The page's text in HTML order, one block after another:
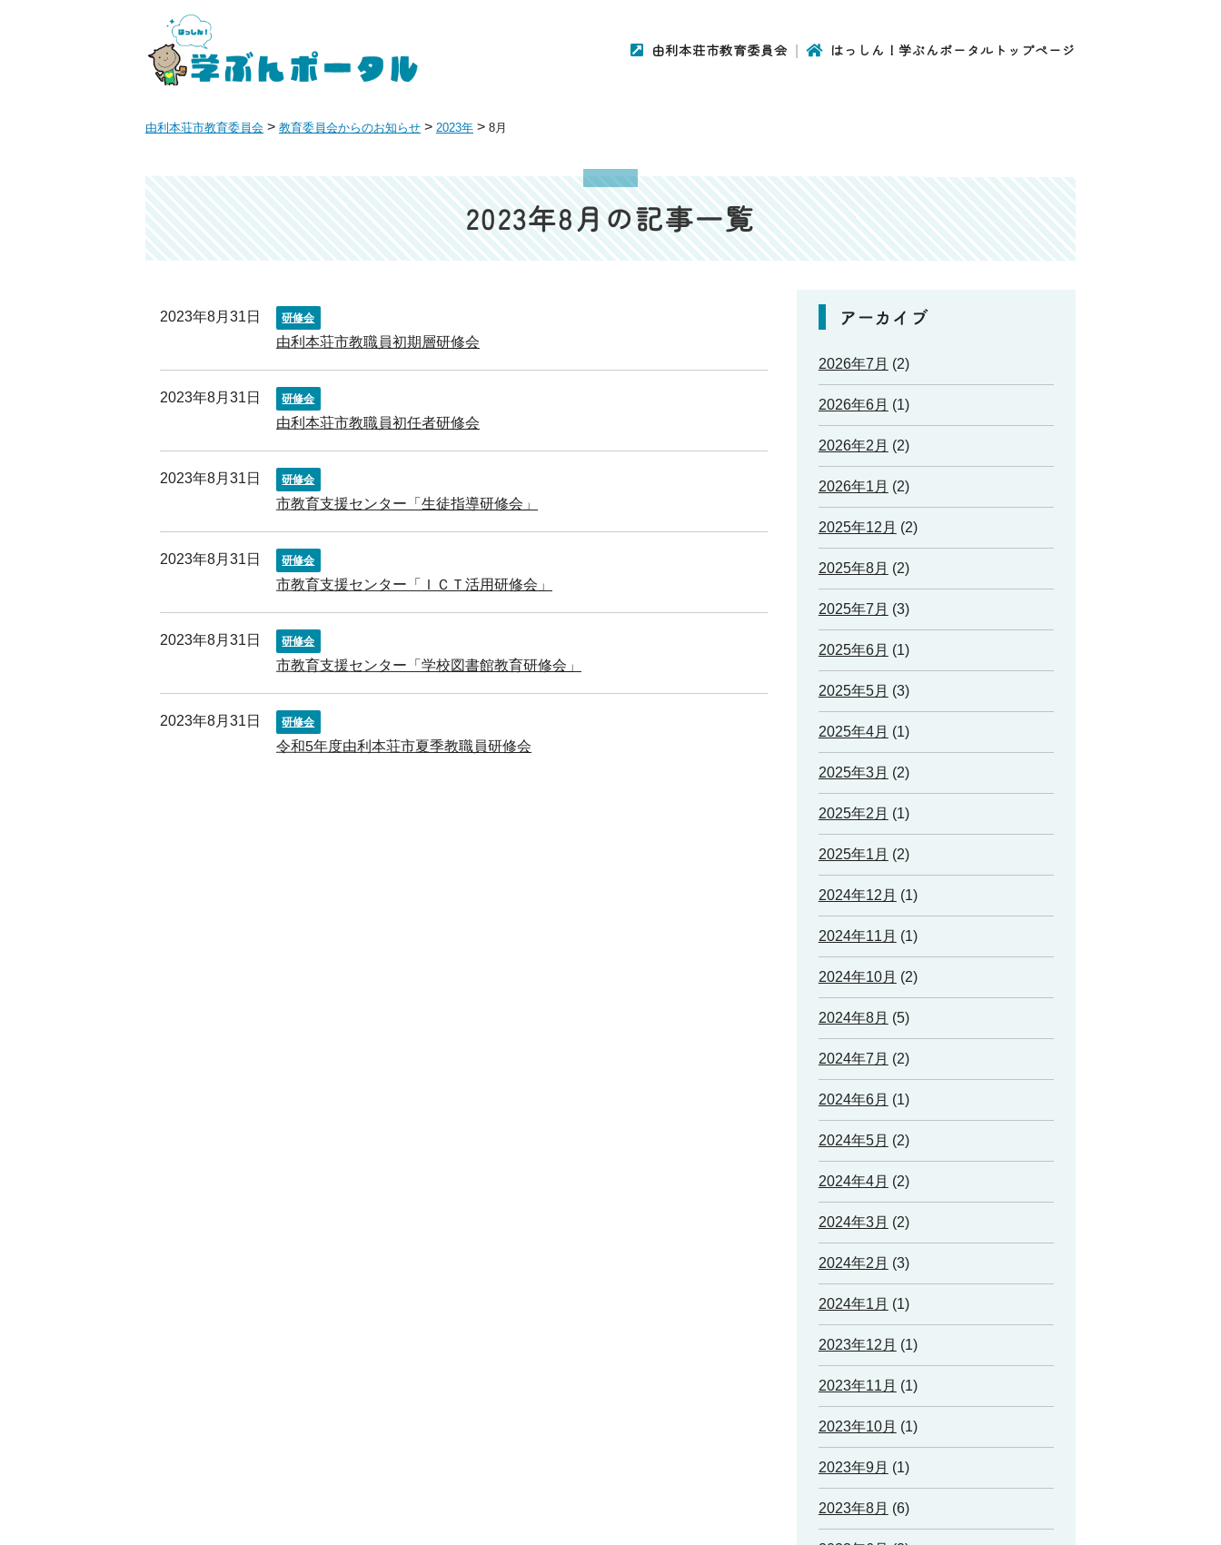
由利本荘市教育委員会 はっしん！学ぶんポータルトップページ
由利本荘市教育委員会 > 教育委員会からのお知らせ > 2023年 > 8月
2023年8月の記事一覧
2023年8月31日 研修会
由利本荘市教職員初期層研修会
2023年8月31日 研修会
由利本荘市教職員初任者研修会
2023年8月31日 研修会
市教育支援センター「生徒指導研修会」
2023年8月31日 研修会
市教育支援センター「ＩＣＴ活用研修会」
2023年8月31日 研修会
市教育支援センター「学校図書館教育研修会」
2023年8月31日 研修会
令和5年度由利本荘市夏季教職員研修会
アーカイブ
2026年7月 (2)
2026年6月 (1)
2026年2月 (2)
2026年1月 (2)
2025年12月 (2)
2025年8月 (2)
2025年7月 (3)
2025年6月 (1)
2025年5月 (3)
2025年4月 (1)
2025年3月 (2)
2025年2月 (1)
2025年1月 (2)
2024年12月 (1)
2024年11月 (1)
2024年10月 (2)
2024年8月 (5)
2024年7月 (2)
2024年6月 (1)
2024年5月 (2)
2024年4月 (2)
2024年3月 (2)
2024年2月 (3)
2024年1月 (1)
2023年12月 (1)
2023年11月 (1)
2023年10月 (1)
2023年9月 (1)
2023年8月 (6)